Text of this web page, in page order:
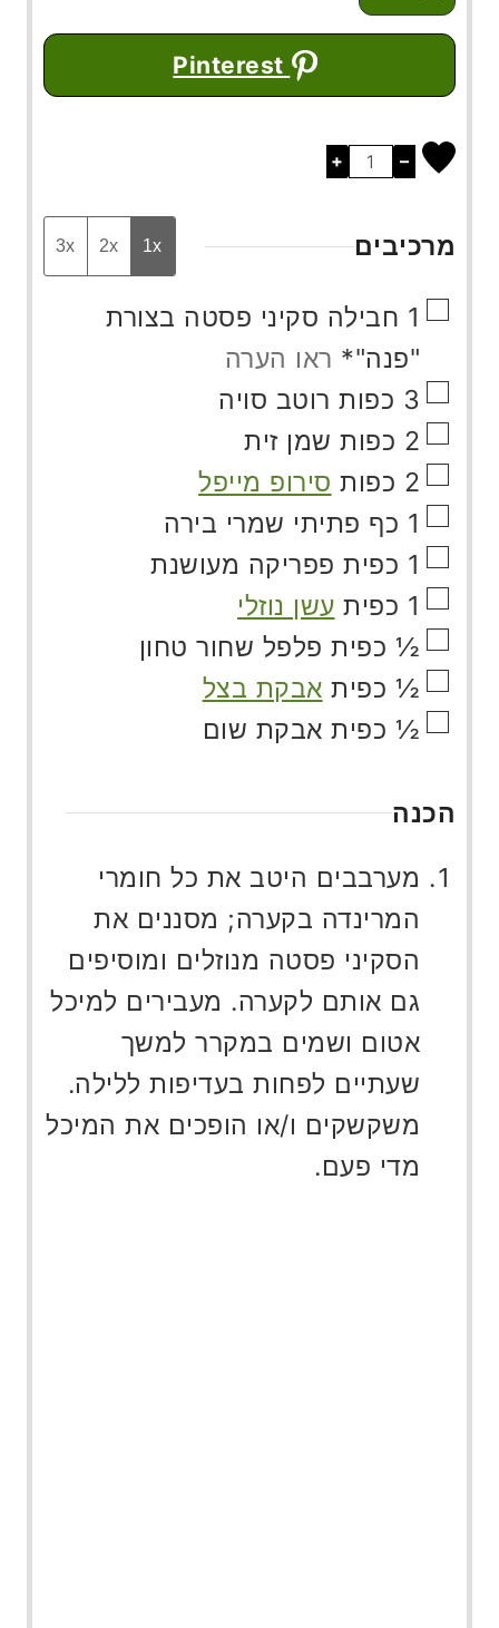
–
+
מרכיבים 1x
2x
3x
▢
1 חבילה סקיני פסטה בצורת
"פנה"* ראו הערה
▢
3 כפות רוטב סויה
▢
2 כפות שמן זית
▢
2 כפות סירופ מייפל
▢
1 כף פתיתי שמרי בירה
▢
1 כפית פפריקה מעושנת
▢
1 כפית עשן נוזלי
▢
½ כפית פלפל שחור טחון
▢
½ כפית אבקת בצל
▢
½ כפית אבקת שום
הכנה
מערבבים היטב את כל חומרי
המרינדה בקערה; מסננים את
הסקיני פסטה מנוזלים ומוסיפים
גם אותם לקערה. מעבירים למיכל
אטום ושמים במקרר למשך
שעתיים לפחות בעדיפות ללילה.
משקשקים ו/או הופכים את המיכל
מדי פעם.